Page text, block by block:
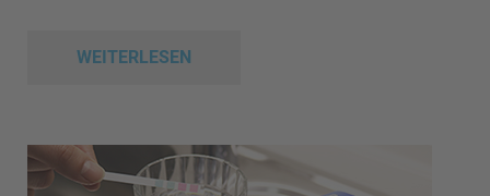
WEITERLESEN